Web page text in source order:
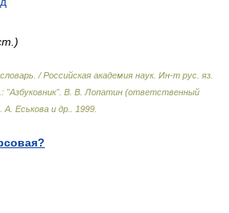
/ Российская академия наук. Ин-т рус. яз.
. В. В. Лопатин (ответственный
Еськова и др.
1999